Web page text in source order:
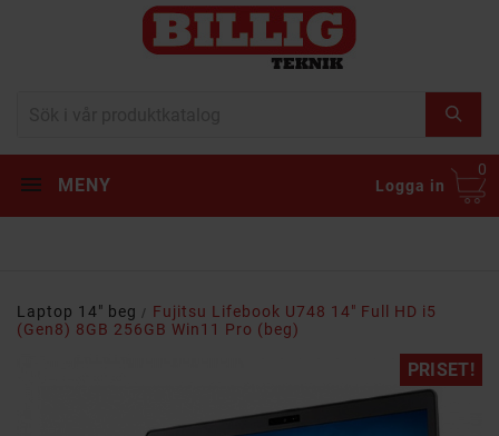
MENY Logga in
0
Laptop 14" beg
Fujitsu Lifebook U748 14" Full HD i5
(Gen8) 8GB 256GB Win11 Pro (beg)
PRISET!